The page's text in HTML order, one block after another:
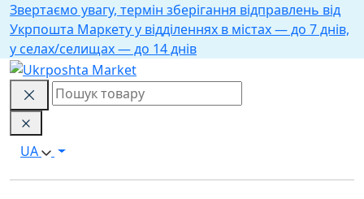
Звертаємо увагу, термін зберігання відправлень від
Укрпошта Маркету у відділеннях в містах — до 7 днів,
у селах/селищах — до 14 днів
UA